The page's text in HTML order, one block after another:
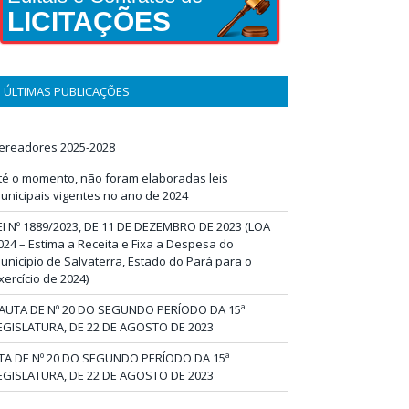
LICITAÇÕES
ÚLTIMAS PUBLICAÇÕES
2025-2028
o momento, não foram elaboradas leis
vigentes no ano de 2024
Nº 1889/2023, DE 11 DE DEZEMBRO DE 2023 (LOA
– Estima a Receita e Fixa a Despesa do
de Salvaterra, Estado do Pará para o
de 2024)
DE Nº 20 DO SEGUNDO PERÍODO DA 15ª
DE 22 DE AGOSTO DE 2023
DE Nº 20 DO SEGUNDO PERÍODO DA 15ª
DE 22 DE AGOSTO DE 2023